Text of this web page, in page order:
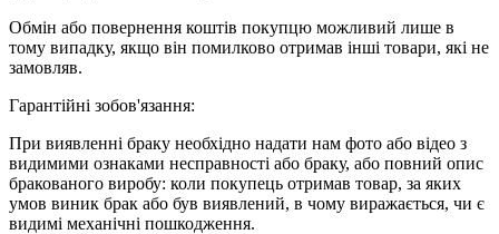
Обмін або повернення коштів покупцю можливий лише в
тому випадку, якщо він помилково отримав інші товари, які не
замовляв.
Гарантійні зобов'язання:
При виявленні браку необхідно надати нам фото або відео з
видимими ознаками несправності або браку, або повний опис
бракованого виробу: коли покупець отримав товар, за яких
умов виник брак або був виявлений, в чому виражається, чи є
видимі механічні пошкодження.